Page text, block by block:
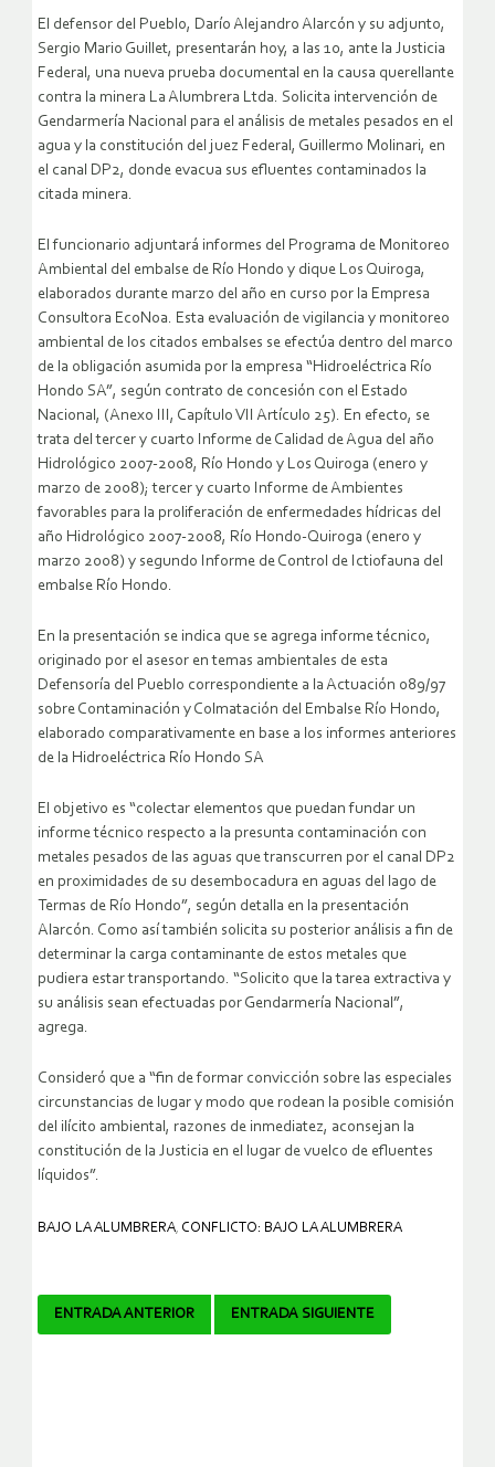
El defensor del Pueblo, Darío Alejandro Alarcón y su adjunto,
Sergio Mario Guillet, presentarán hoy, a las 10, ante la Justicia
Federal, una nueva prueba documental en la causa querellante
contra la minera La Alumbrera Ltda. Solicita intervención de
Gendarmería Nacional para el análisis de metales pesados en el
agua y la constitución del juez Federal, Guillermo Molinari, en
el canal DP2, donde evacua sus efluentes contaminados la
citada minera.
El funcionario adjuntará informes del Programa de Monitoreo
Ambiental del embalse de Río Hondo y dique Los Quiroga,
elaborados durante marzo del año en curso por la Empresa
Consultora EcoNoa. Esta evaluación de vigilancia y monitoreo
ambiental de los citados embalses se efectúa dentro del marco
de la obligación asumida por la empresa “Hidroeléctrica Río
Hondo SA”, según contrato de concesión con el Estado
Nacional, (Anexo III, Capítulo VII Artículo 25). En efecto, se
trata del tercer y cuarto Informe de Calidad de Agua del año
Hidrológico 2007-2008, Río Hondo y Los Quiroga (enero y
marzo de 2008); tercer y cuarto Informe de Ambientes
favorables para la proliferación de enfermedades hídricas del
año Hidrológico 2007-2008, Río Hondo-Quiroga (enero y
marzo 2008) y segundo Informe de Control de Ictiofauna del
embalse Río Hondo.
En la presentación se indica que se agrega informe técnico,
originado por el asesor en temas ambientales de esta
Defensoría del Pueblo correspondiente a la Actuación 089/97
sobre Contaminación y Colmatación del Embalse Río Hondo,
elaborado comparativamente en base a los informes anteriores
de la Hidroeléctrica Río Hondo SA
El objetivo es “colectar elementos que puedan fundar un
informe técnico respecto a la presunta contaminación con
metales pesados de las aguas que transcurren por el canal DP2
en proximidades de su desembocadura en aguas del lago de
Termas de Río Hondo”, según detalla en la presentación
Alarcón. Como así también solicita su posterior análisis a fin de
determinar la carga contaminante de estos metales que
pudiera estar transportando. “Solicito que la tarea extractiva y
su análisis sean efectuadas por Gendarmería Nacional”,
agrega.
Consideró que a “fin de formar convicción sobre las especiales
circunstancias de lugar y modo que rodean la posible comisión
del ilícito ambiental, razones de inmediatez, aconsejan la
constitución de la Justicia en el lugar de vuelco de efluentes
líquidos”.
BAJO LA ALUMBRERA, CONFLICTO: BAJO LA ALUMBRERA
Navegador
ENTRADA ANTERIOR ENTRADA SIGUIENTE